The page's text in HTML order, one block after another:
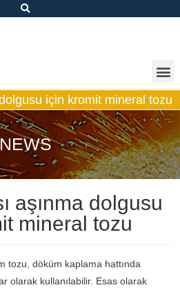
için kromit mineral tozu
NEWS
aşınma dolgusu
mineral tozu
tozu, döküm kaplama hattında
olarak kullanılabilir. Esas olarak